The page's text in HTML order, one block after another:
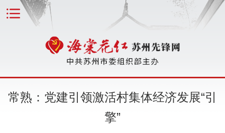
常熟：党建引领激活村集体经济发展“引
擎”